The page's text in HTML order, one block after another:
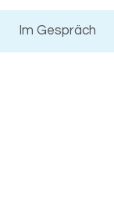
Im Gespräch